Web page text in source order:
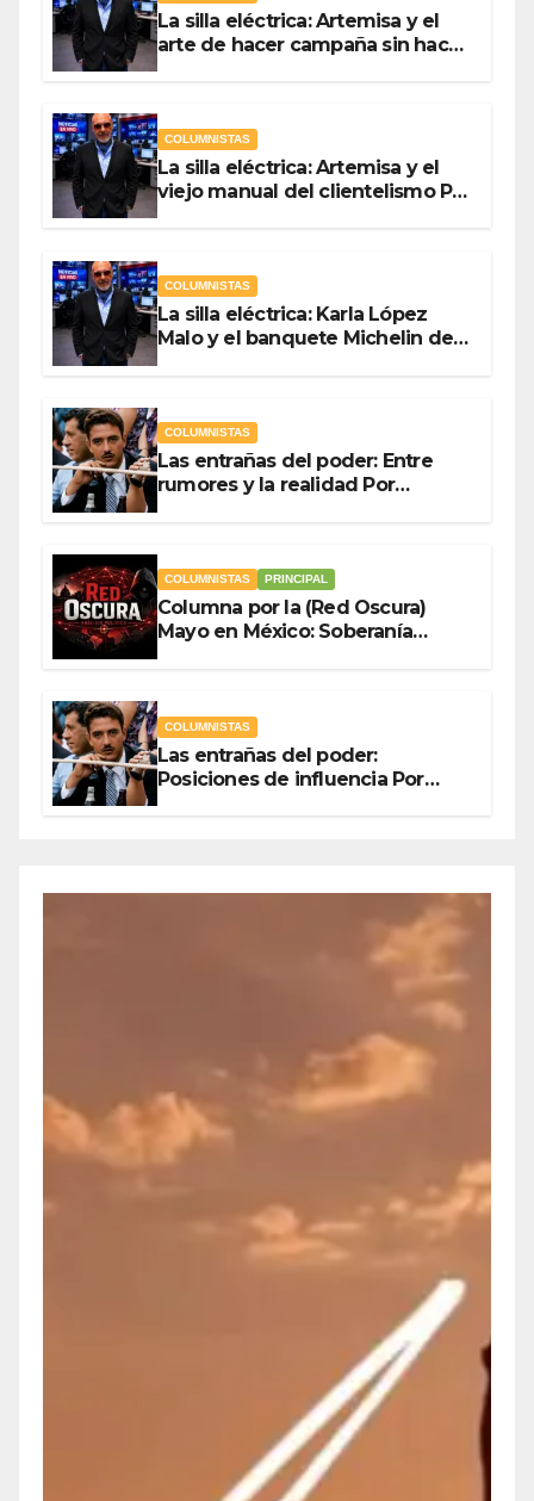
La silla eléctrica: Artemisa y el
arte de hacer campaña sin hacer
COLUMNISTAS
La silla eléctrica: Artemisa y el
viejo manual del clientelismo Por
COLUMNISTAS
La silla eléctrica: Karla López
Malo y el banquete Michelin del
COLUMNISTAS
Las entrañas del poder: Entre
rumores y la realidad Por
COLUMNISTAS PRINCIPAL
Columna por la (Red Oscura)
Mayo en México: Soberanía
COLUMNISTAS
Las entrañas del poder:
Posiciones de influencia Por